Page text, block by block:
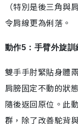
（特別是後三角與
令肩線更為俐落。
動作5：手臂外旋訓
雙手手肘緊貼身體
肩膀固定不動的狀
隨後返回原位。此
群，除了改善駝背